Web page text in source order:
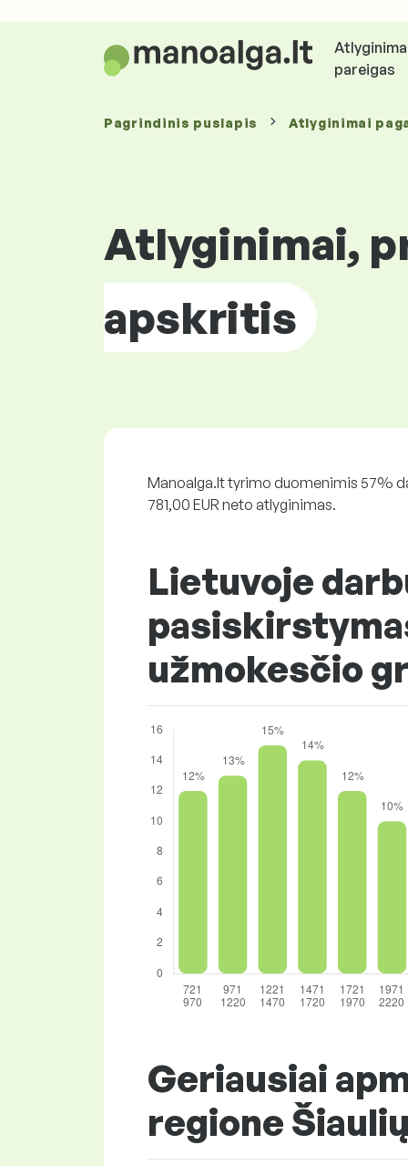
pareigas
Pagrindinis puslapis Atlyginimai
Atlyginimai,
apskritis
Manoalga.lt tyrimo duomenimis 57%
781,00 EUR neto atlyginimas.
Lietuvoje
užmokesčio
Geriausiai
regione